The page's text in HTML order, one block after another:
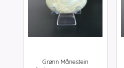
Grønn Månestein